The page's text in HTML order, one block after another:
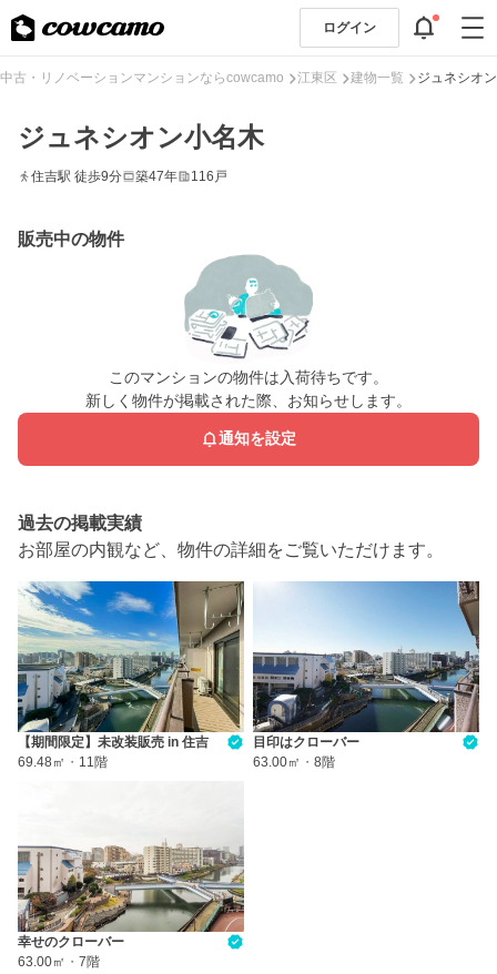
ログイン
中古・リノベーションマンションならcowcamo 江東区 建物一覧 ジュネシオ
ジュネシオン小名木
住吉駅 徒歩9分 築47年 116戸
販売中の物件
このマンションの物件は入荷待ちです。
新しく物件が掲載された際、お知らせします。
通知を設定
過去の掲載実績
お部屋の内観など、物件の詳細をご覧いただけます。
【期間限定】未改装販売 in 住吉
69.48㎡ ・ 11階
目印はクローバー
63.00㎡ ・ 8階
幸せのクローバー
63.00㎡ ・ 7階